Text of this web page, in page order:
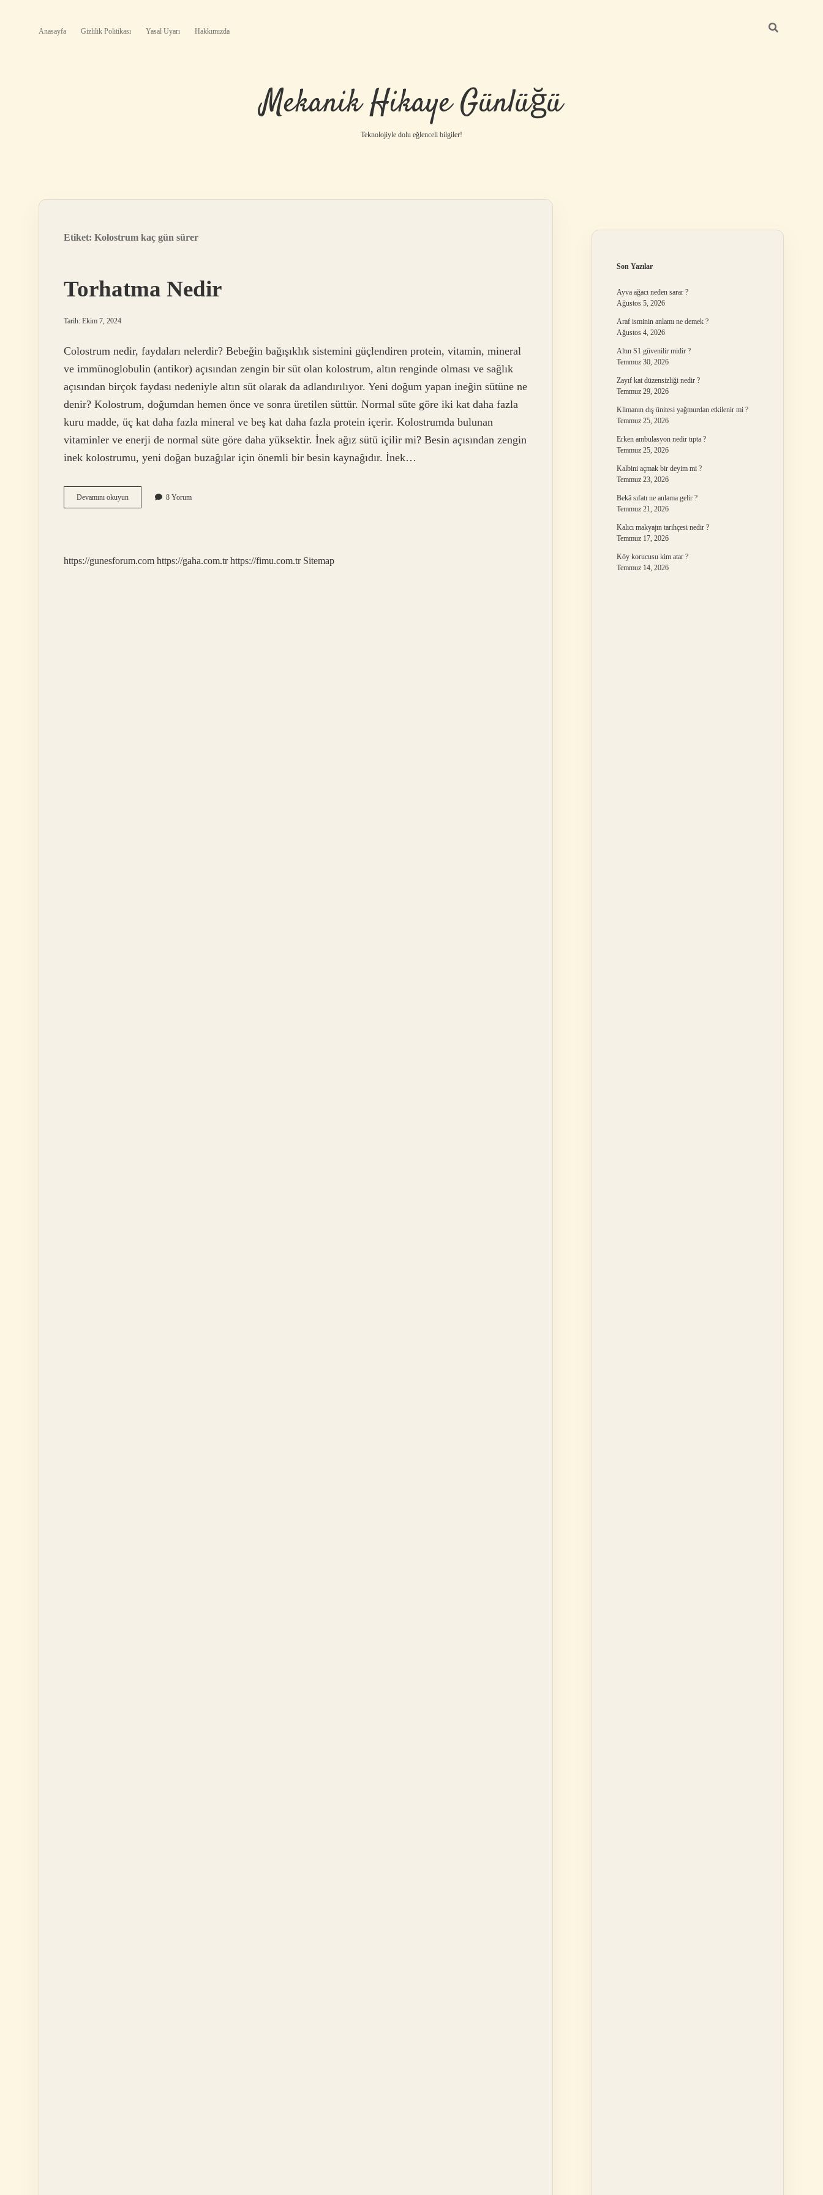
Anasayfa Gizlilik Politikası Yasal Uyarı Hakkımızda
Mekanik Hikaye Günlüğü
Teknolojiyle dolu eğlenceli bilgiler!
Etiket: Kolostrum kaç gün sürer
Torhatma Nedir
Tarih: Ekim 7, 2024
Colostrum nedir, faydaları nelerdir? Bebeğin bağışıklık sistemini güçlendiren protein, vitamin, mineral
ve immünoglobulin (antikor) açısından zengin bir süt olan kolostrum, altın renginde olması ve sağlık
açısından birçok faydası nedeniyle altın süt olarak da adlandırılıyor. Yeni doğum yapan ineğin sütüne ne
denir? Kolostrum, doğumdan hemen önce ve sonra üretilen süttür. Normal süte göre iki kat daha fazla
kuru madde, üç kat daha fazla mineral ve beş kat daha fazla protein içerir. Kolostrumda bulunan
vitaminler ve enerji de normal süte göre daha yüksektir. İnek ağız sütü içilir mi? Besin açısından zengin
inek kolostrumu, yeni doğan buzağılar için önemli bir besin kaynağıdır. İnek…
Devamını okuyunTorhatma
Nedir
8 Yorum
https://gunesforum.com https://gaha.com.tr https://fimu.com.tr Sitemap
Son Yazılar
Ayva ağacı neden sarar ?
Ağustos 5, 2026
Araf isminin anlamı ne demek ?
Ağustos 4, 2026
Altın S1 güvenilir midir ?
Temmuz 30, 2026
Zayıf kat düzensizliği nedir ?
Temmuz 29, 2026
Klimanın dış ünitesi yağmurdan etkilenir mi ?
Temmuz 25, 2026
Erken ambulasyon nedir tıpta ?
Temmuz 25, 2026
Kalbini açmak bir deyim mi ?
Temmuz 23, 2026
Bekâ sıfatı ne anlama gelir ?
Temmuz 21, 2026
Kalıcı makyajın tarihçesi nedir ?
Temmuz 17, 2026
Köy korucusu kim atar ?
Temmuz 14, 2026